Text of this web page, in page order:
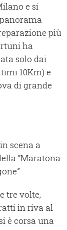
e si
più
ha
solo dai
10Km) e
di grande
scena a
“Maratona
tre volte,
in riva al
è corsa una